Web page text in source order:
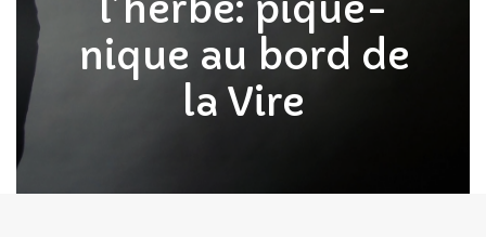
Votre panier est vide.
nique au bord de
la Vire